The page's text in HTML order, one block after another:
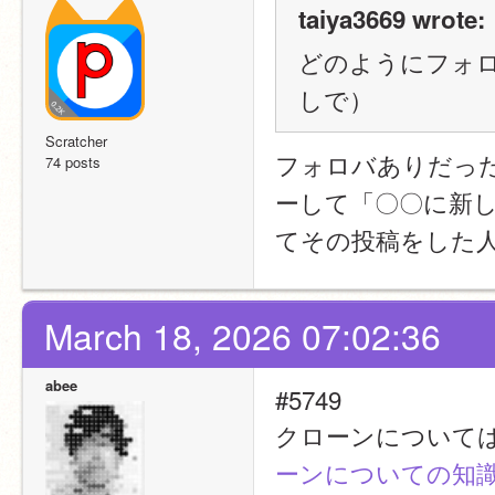
Scratcher
74 posts
taiya3669 wrote:
どのようにフォ
しで）
フォロバありだっ
ーして「〇〇に新
てその投稿をした
March 18, 2026 07:02:36
abee
#5749
クローンについて
ーンについての知